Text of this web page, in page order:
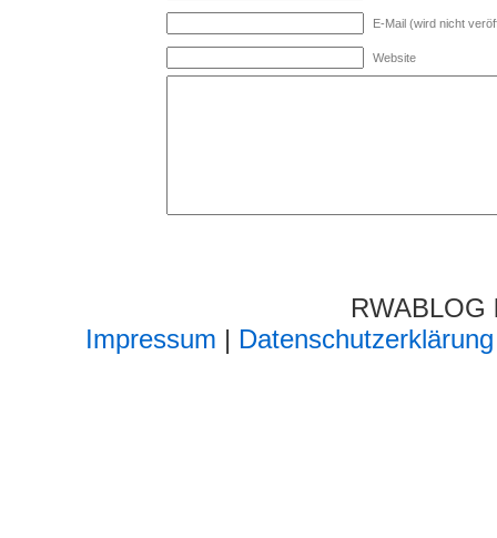
E-Mail (wird nicht
Website
Impressum | Datenschutzerklärung